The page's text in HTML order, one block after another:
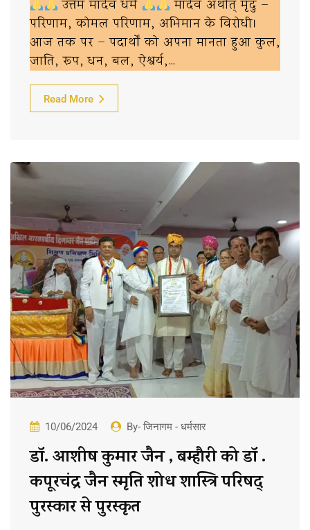
उत्तम मार्दव धर्म
मार्दव अर्थात् मृदु –
परिणाम, कोमल परिणाम, अभिमान के विरोधी।
आज तक पर – पदार्थों को अपना मानता हुआ कुल,
जाति, रूप, धन, बल, ऐश्वर्य,…
Read More
10/06/2024 By- जिनागम - धर्मसार
डॉ. आशीष कुमार जैन , बम्हौरी को डॉ .
कपूरचंद्र जैन स्मृति शोध शास्त्रि परिषद्
पुरस्कार से पुरस्कृत